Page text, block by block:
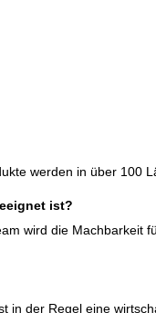
werden in über 100
ist?
wird die
in der Regel eine